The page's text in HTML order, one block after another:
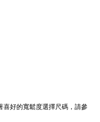
喜好的寬鬆度選擇尺碼， 請參